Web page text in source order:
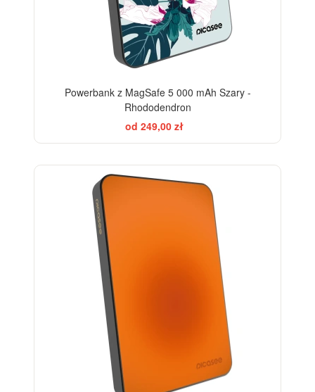
Powerbank z MagSafe 5 000 mAh Szary -
Rhododendron
od 249,00 zł